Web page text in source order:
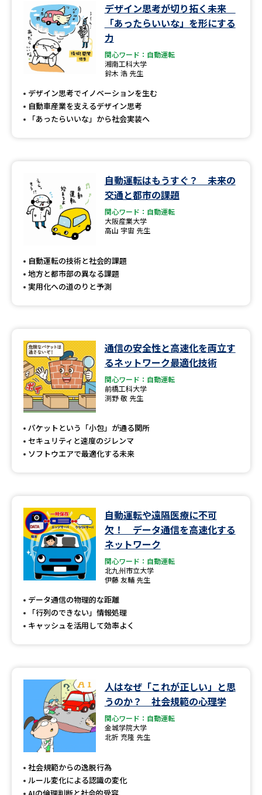
学問のミニ講義「夢ナビ講義」 学問分野解説
学問の教科書
ユーザーサポート
Ｑ＆Ａ よくあるご質問 大学進学IDについて
特定商取引表記
テレメール進学カタログ
訂正のご案内
デザイン思考が切り拓く未来
「あったらいいな」を形にする
力
関心ワード：自動運転
湘南工科大学
鈴木 浩 先生
デザイン思考でイノベーションを生む
自動車産業を支えるデザイン思考
「あったらいいな」から社会実装へ
自動運転はもうすぐ？ 未来の
交通と都市の課題
関心ワード：自動運転
大阪産業大学
高山 宇宙 先生
自動運転の技術と社会的課題
地方と都市部の異なる課題
実用化への道のりと予測
通信の安全性と高速化を両立す
るネットワーク最適化技術
関心ワード：自動運転
前橋工科大学
渕野 敬 先生
パケットという「小包」が通る関所
セキュリティと速度のジレンマ
ソフトウエアで最適化する未来
自動運転や遠隔医療に不可
欠！ データ通信を高速化する
ネットワーク
関心ワード：自動運転
北九州市立大学
伊藤 友輔 先生
データ通信の物理的な距離
「行列のできない」情報処理
キャッシュを活用して効率よく
人はなぜ「これが正しい」と思
うのか？ 社会規範の心理学
関心ワード：自動運転
金城学院大学
北折 充隆 先生
社会規範からの逸脱行為
ルール変化による認識の変化